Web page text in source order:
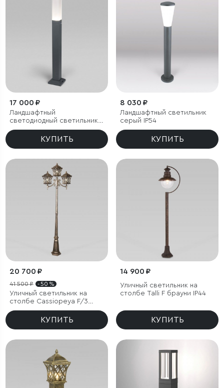
17 000 ₽
Ландшафтный
светодиодный светильник
Серый IP54
КУПИТЬ
8 030 ₽
Ландшафтный светильник
серый IP54
КУПИТЬ
20 700 ₽
41 500 ₽ - 50 %
Уличный светильник на
столбе Cassiopeya F/3
черное золото IP44
КУПИТЬ
14 900 ₽
Уличный светильник на
столбе Talli F брауни IP44
КУПИТЬ